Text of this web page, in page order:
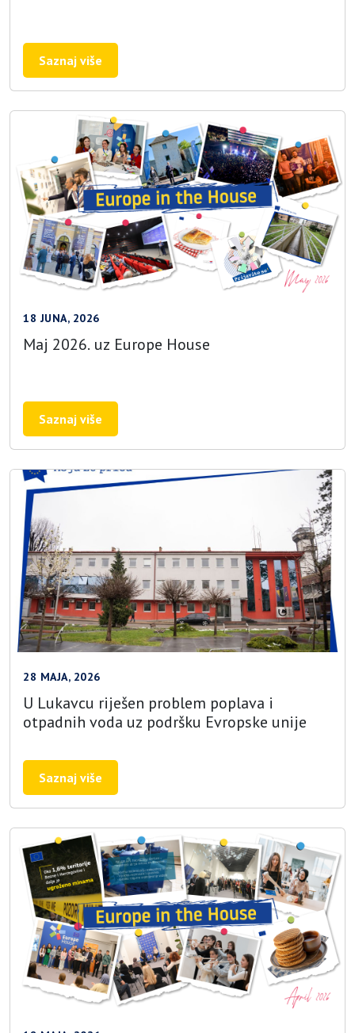
Saznaj više
18 JUNA, 2026
Maj 2026. uz Europe House
Saznaj više
28 MAJA, 2026
U Lukavcu riješen problem poplava i
otpadnih voda uz podršku Evropske unije
Saznaj više